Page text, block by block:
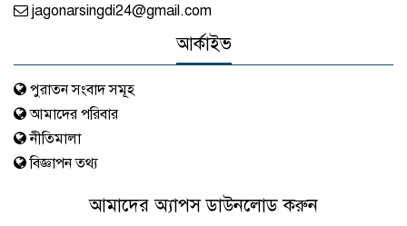
jagonarsingdi24@gmail.com
আর্কাইভ
পুরাতন সংবাদ সমূহ
আমাদের পরিবার
নীতিমালা
বিজ্ঞাপন তথ্য
আমাদের অ্যাপস ডাউনলোড করুন